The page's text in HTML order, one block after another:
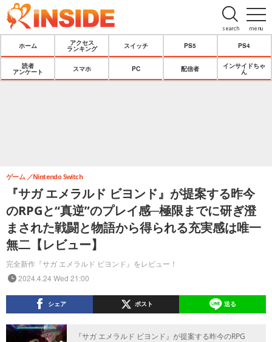
menu
search
ホーム
アクセス
ランキング
スイッチ PS5 PS4
読者
アンケート
スマホ PC 配信者
インサイドちゃ
ん
『サガ エメラルド ビヨンド』が提案する昨今
のRPGと“真逆”のプレイ感─極限までに研ぎ澄
まされた戦闘と物語から得られる充実感は唯一
無二【レビュー】
完全新作『サガ エメラルド ビヨンド』をレビュー！
ゲーム Nintendo Switch
2024.4.24 Wed 21:00
シェア ポスト 送る
『サガ エメラルド ビヨンド』が提案する昨今のRPG